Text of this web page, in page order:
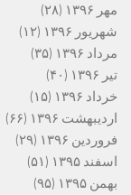
مهر ۱۳۹۶
(۲۸)
شهریور ۱۳۹۶
(۱۲)
مرداد ۱۳۹۶
(۳۵)
تیر ۱۳۹۶
(۴۰)
خرداد ۱۳۹۶
(۱۵)
اردیبهشت ۱۳۹۶
(۶۶)
فروردین ۱۳۹۶
(۲۹)
اسفند ۱۳۹۵
(۵۱)
بهمن ۱۳۹۵
(۹۵)